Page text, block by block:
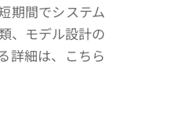
期間でシステム
、モデル設計の
詳細は、こちら